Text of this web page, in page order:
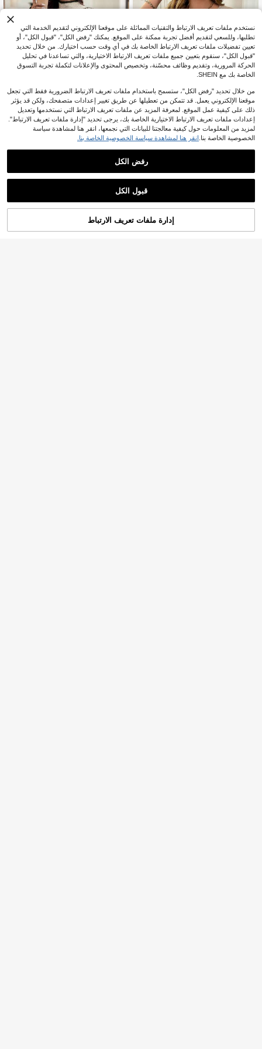
Vionelle كنزة صوفية كاجوال مضفرة بأل
وان سادة مقاسات كبيرة
7
Vionelle
Vionelle كنزة صوفية نسائية محبوكة بح
جم كبير، ملابس علوية فضفاضة ملونة أنيق
ة وعصرية، مناسبة للخريف والشتاء، بلوزا
ت نسائية، ملابس علوية نسائية، ملابس ن
16.72
%29 خصم! أضف إلى عربة التسوق بنجاح
نستخدم ملفات تعريف الارتباط والتقنيات المماثلة على موقعنا الإلكتروني لتقديم الخدمة التي
تطلبها، وللسعي لتقديم أفضل تجربة ممكنة على الموقع. يمكنك "رفض الكل"، "قبول الكل"، أو
تعيين تفضيلات ملفات تعريف الارتباط الخاصة بك في أي وقت حسب اختيارك. من خلال تحديد
"قبول الكل"، سنقوم بتعيين جميع ملفات تعريف الارتباط الاختيارية، والتي تساعدنا في تحليل
الحركة المرورية، وتقديم وظائف محسّنة، وتخصيص المحتوى والإعلانات لتكملة تجربة التسوق
الخاصة بك مع SHEIN.
من خلال تحديد "رفض الكل"، ستسمح باستخدام ملفات تعريف الارتباط الضرورية فقط التي تجعل
موقعنا الإلكتروني يعمل. قد تتمكن من تعطيلها عن طريق تغيير إعدادات متصفحك، ولكن قد يؤثر
ذلك على كيفية عمل الموقع. لمعرفة المزيد عن ملفات تعريف الارتباط التي نستخدمها وتعديل
إعدادات ملفات تعريف الارتباط الاختيارية الخاصة بك، يرجى تحديد "إدارة ملفات تعريف الارتباط".
لمزيد من المعلومات حول كيفية معالجتنا للبيانات التي نجمعها، انقر هنا لمشاهدة سياسة
الخصوصية الخاصة بنا. انقر هنا لمشاهدة سياسة الخصوصية الخاصة بنا.
رفض الكل
قبول الكل
إدارة ملفات تعريف الارتباط